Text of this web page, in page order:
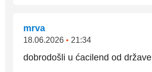
mrva
18.06.2026 • 21:34
dobrodošli u ćacilend od države